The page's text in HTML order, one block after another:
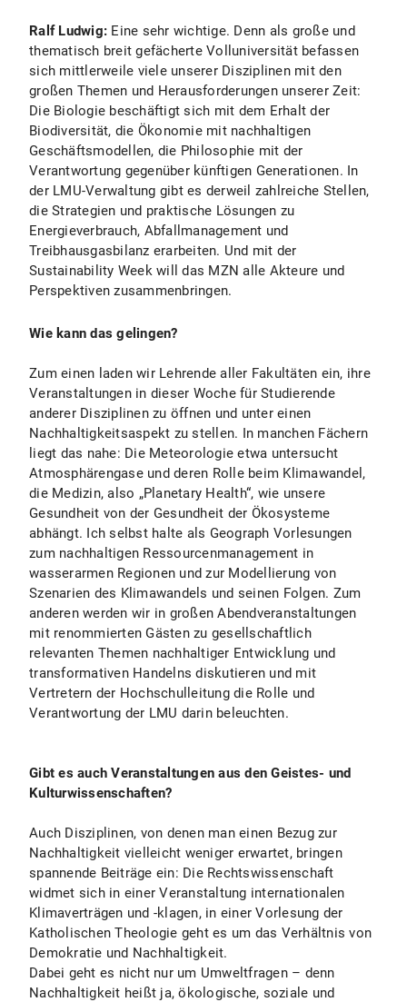
Ralf Ludwig: Eine sehr wichtige. Denn als große und
thematisch breit gefächerte Volluniversität befassen
sich mittlerweile viele unserer Disziplinen mit den
großen Themen und Herausforderungen unserer Zeit:
Die Biologie beschäftigt sich mit dem Erhalt der
Biodiversität, die Ökonomie mit nachhaltigen
Geschäftsmodellen, die Philosophie mit der
Verantwortung gegenüber künftigen Generationen. In
der LMU-Verwaltung gibt es derweil zahlreiche Stellen,
die Strategien und praktische Lösungen zu
Energieverbrauch, Abfallmanagement und
Treibhausgasbilanz erarbeiten. Und mit der
Sustainability Week will das MZN alle Akteure und
Perspektiven zusammenbringen.
Wie kann das gelingen?
Zum einen laden wir Lehrende aller Fakultäten ein, ihre
Veranstaltungen in dieser Woche für Studierende
anderer Disziplinen zu öffnen und unter einen
Nachhaltigkeitsaspekt zu stellen. In manchen Fächern
liegt das nahe: Die Meteorologie etwa untersucht
Atmosphärengase und deren Rolle beim Klimawandel,
die Medizin, also „Planetary Health“, wie unsere
Gesundheit von der Gesundheit der Ökosysteme
abhängt. Ich selbst halte als Geograph Vorlesungen
zum nachhaltigen Ressourcenmanagement in
wasserarmen Regionen und zur Modellierung von
Szenarien des Klimawandels und seinen Folgen. Zum
anderen werden wir in großen Abendveranstaltungen
mit renommierten Gästen zu gesellschaftlich
relevanten Themen nachhaltiger Entwicklung und
transformativen Handelns diskutieren und mit
Vertretern der Hochschulleitung die Rolle und
Verantwortung der LMU darin beleuchten.
Gibt es auch Veranstaltungen aus den Geistes- und
Kulturwissenschaften?
Auch Disziplinen, von denen man einen Bezug zur
Nachhaltigkeit vielleicht weniger erwartet, bringen
spannende Beiträge ein: Die Rechtswissenschaft
widmet sich in einer Veranstaltung internationalen
Klimaverträgen und -klagen, in einer Vorlesung der
Katholischen Theologie geht es um das Verhältnis von
Demokratie und Nachhaltigkeit.
Dabei geht es nicht nur um Umweltfragen – denn
Nachhaltigkeit heißt ja, ökologische, soziale und